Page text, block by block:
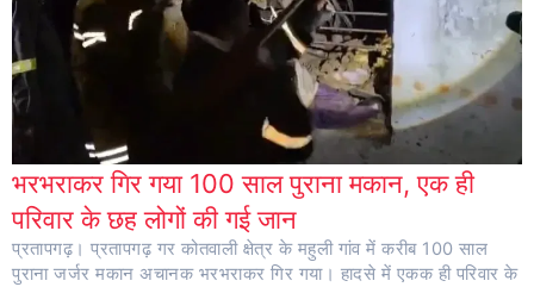
भरभराकर गिर गया 100 साल पुराना मकान, एक ही
परिवार के छह लोगों की गई जान
प्रतापगढ़। प्रतापगढ़ गर कोतवाली क्षेत्र के महुली गांव में करीब 100 साल
पुराना जर्जर मकान अचानक भरभराकर गिर गया। हादसे में एकक ही परिवार के